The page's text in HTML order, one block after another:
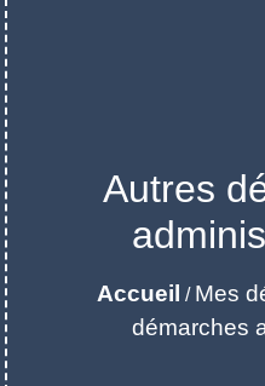
Autres
Accueil / Mes
démarches